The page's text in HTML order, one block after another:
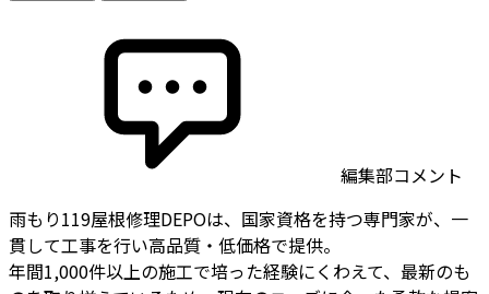
編集部コメント
雨もり119屋根修理DEPOは、国家資格を持つ専門家が、一
貫して工事を行い高品質・低価格で提供。
年間1,000件以上の施工で培った経験にくわえて、最新のも